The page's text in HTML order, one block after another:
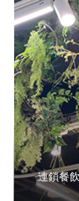
連鎖餐